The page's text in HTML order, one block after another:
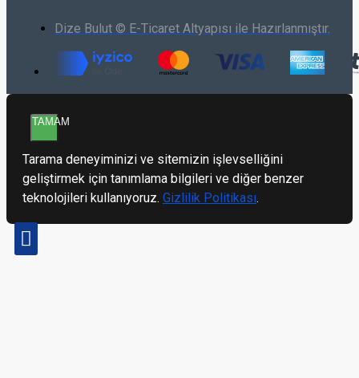
Dize Bulut © E-Ticaret Altyapısı ile Hazırlanmıştır.
TAMAM
Tarama deneyiminizi ve sitemizin işlevselliğini
geliştirmek için tanımlama bilgileri ve diğer benzer
teknolojileri kullanıyoruz. Gizlilik Politikası.